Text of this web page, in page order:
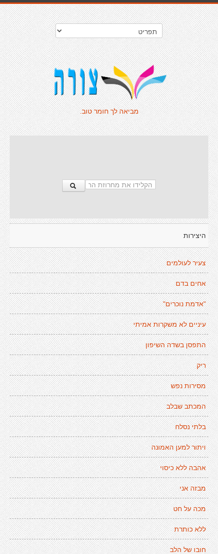
מביאה לך חומר טוב.
היצירות
צעיר לעולמים
אחים בדם
"אדמת נוכרים"
עיניים לא משקרות אמיתי
התפסן בשדה השיפון
ריק
מסירות נפש
המכתב שבלב
בלתי נסלח
ויתור למען האמונה
אהבה ללא כיסוי
מבזה אני
מכה על חט
ללא כותרת
חובו של הלב